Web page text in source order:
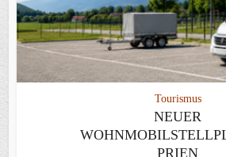
Tourismus
NEUER
PRIEN